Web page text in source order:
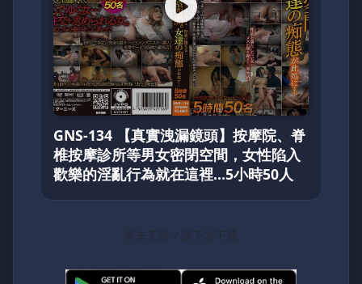
GNS-134 【真實洩漏鏡頭】按摩院、脊
椎按摩診所等男女密閉空間，女性陷入
歡樂的淫亂行為就在這裡…5小時50人
尚未安裝？請下方下載